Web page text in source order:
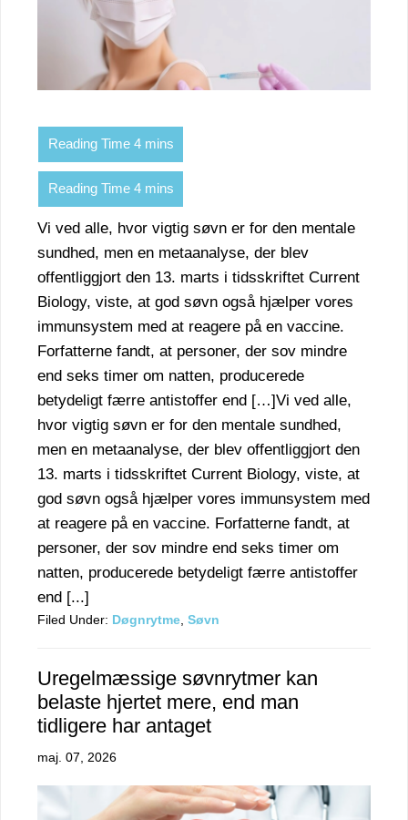
Vi ved alle, hvor vigtig søvn er for den mentale
sundhed, men en metaanalyse, der blev
offentliggjort den 13. marts i tidsskriftet Current
Biology, viste, at god søvn også hjælper vores
immunsystem med at reagere på en vaccine.
Forfatterne fandt, at personer, der sov mindre
end seks timer om natten, producerede
betydeligt færre antistoffer end […]Vi ved alle,
hvor vigtig søvn er for den mentale sundhed,
men en metaanalyse, der blev offentliggjort den
13. marts i tidsskriftet Current Biology, viste, at
god søvn også hjælper vores immunsystem med
at reagere på en vaccine. Forfatterne fandt, at
personer, der sov mindre end seks timer om
natten, producerede betydeligt færre antistoffer
end [...]
Filed Under: Døgnrytme Søvn
Uregelmæssige søvnrytmer kan
belaste hjertet mere, end man
tidligere har antaget
maj. 07, 2026